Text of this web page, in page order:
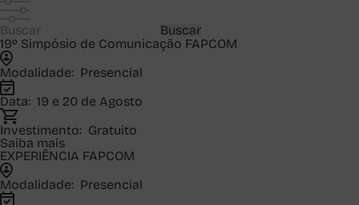
Buscar
19º Simpósio de Comunicação FAPCOM
Modalidade: Presencial
Data: 19 e 20 de Agosto
Investimento: Gratuito
Saiba mais
EXPERIÊNCIA FAPCOM
Modalidade: Presencial